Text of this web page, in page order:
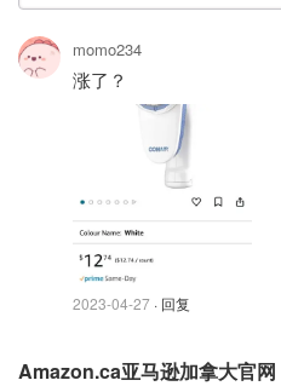
momo234
涨了？
2023-04-27 · 回复
Amazon.ca亚马逊加拿大官网